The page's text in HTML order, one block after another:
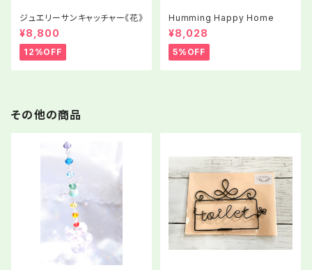
ジュエリーサンキャッチャー《花》
¥8,800
12%OFF
Humming Happy Home
¥8,028
5%OFF
その他の商品